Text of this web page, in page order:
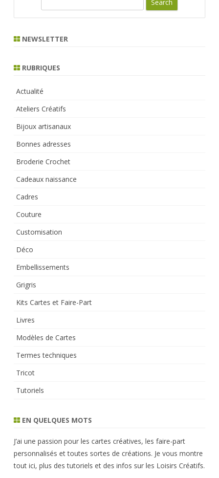
r
NEWSLETTER
RUBRIQUES
Actualité
Ateliers Créatifs
Bijoux artisanaux
Bonnes adresses
Broderie Crochet
Cadeaux naissance
Cadres
Couture
Customisation
Déco
Embellissements
Grigris
Kits Cartes et Faire-Part
Livres
Modèles de Cartes
Termes techniques
Tricot
Tutoriels
EN QUELQUES MOTS
J’ai une passion pour les cartes créatives, les faire-part
personnalisés et toutes sortes de créations. Je vous montre
tout ici, plus des tutoriels et des infos sur les Loisirs Créatifs.